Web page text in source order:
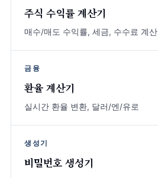
주식 수익률 계산기
매수/매도 수익률, 세금, 수수료 계산
금융
환율 계산기
실시간 환율 변환, 달러/엔/유로
생성기
비밀번호 생성기